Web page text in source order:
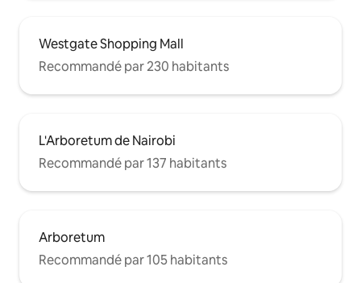
Westgate Shopping Mall
Recommandé par 230 habitants
L'Arboretum de Nairobi
Recommandé par 137 habitants
Arboretum
Recommandé par 105 habitants